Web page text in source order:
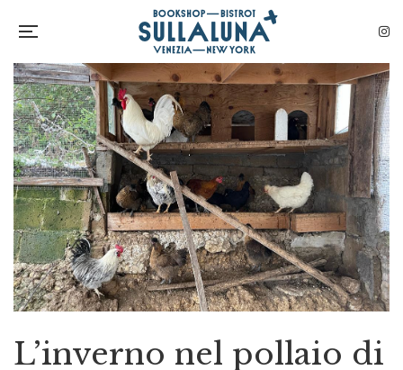
L’inverno nel pollaio di